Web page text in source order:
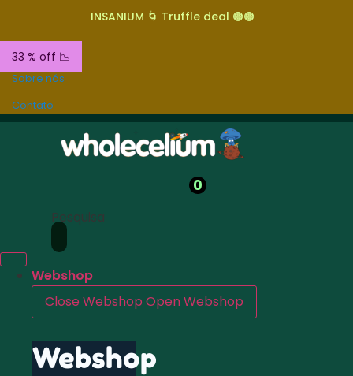
INSANIUM 🌀 Truffle deal 🟤🟤
33 % off 📉
Sobre nós
Contato
0
Pesquisa
Webshop
Close Webshop Open Webshop
Webshop